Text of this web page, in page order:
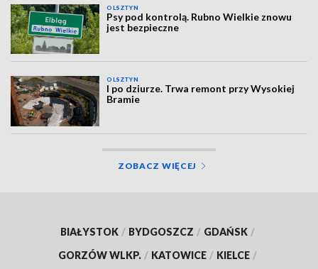
OLSZTYN
Psy pod kontrolą. Rubno Wielkie znowu
jest bezpieczne
OLSZTYN
I po dziurze. Trwa remont przy Wysokiej
Bramie
ZOBACZ WIĘCEJ
BIAŁYSTOK / BYDGOSZCZ / GDAŃSK /
GORZÓW WLKP. / KATOWICE / KIELCE /